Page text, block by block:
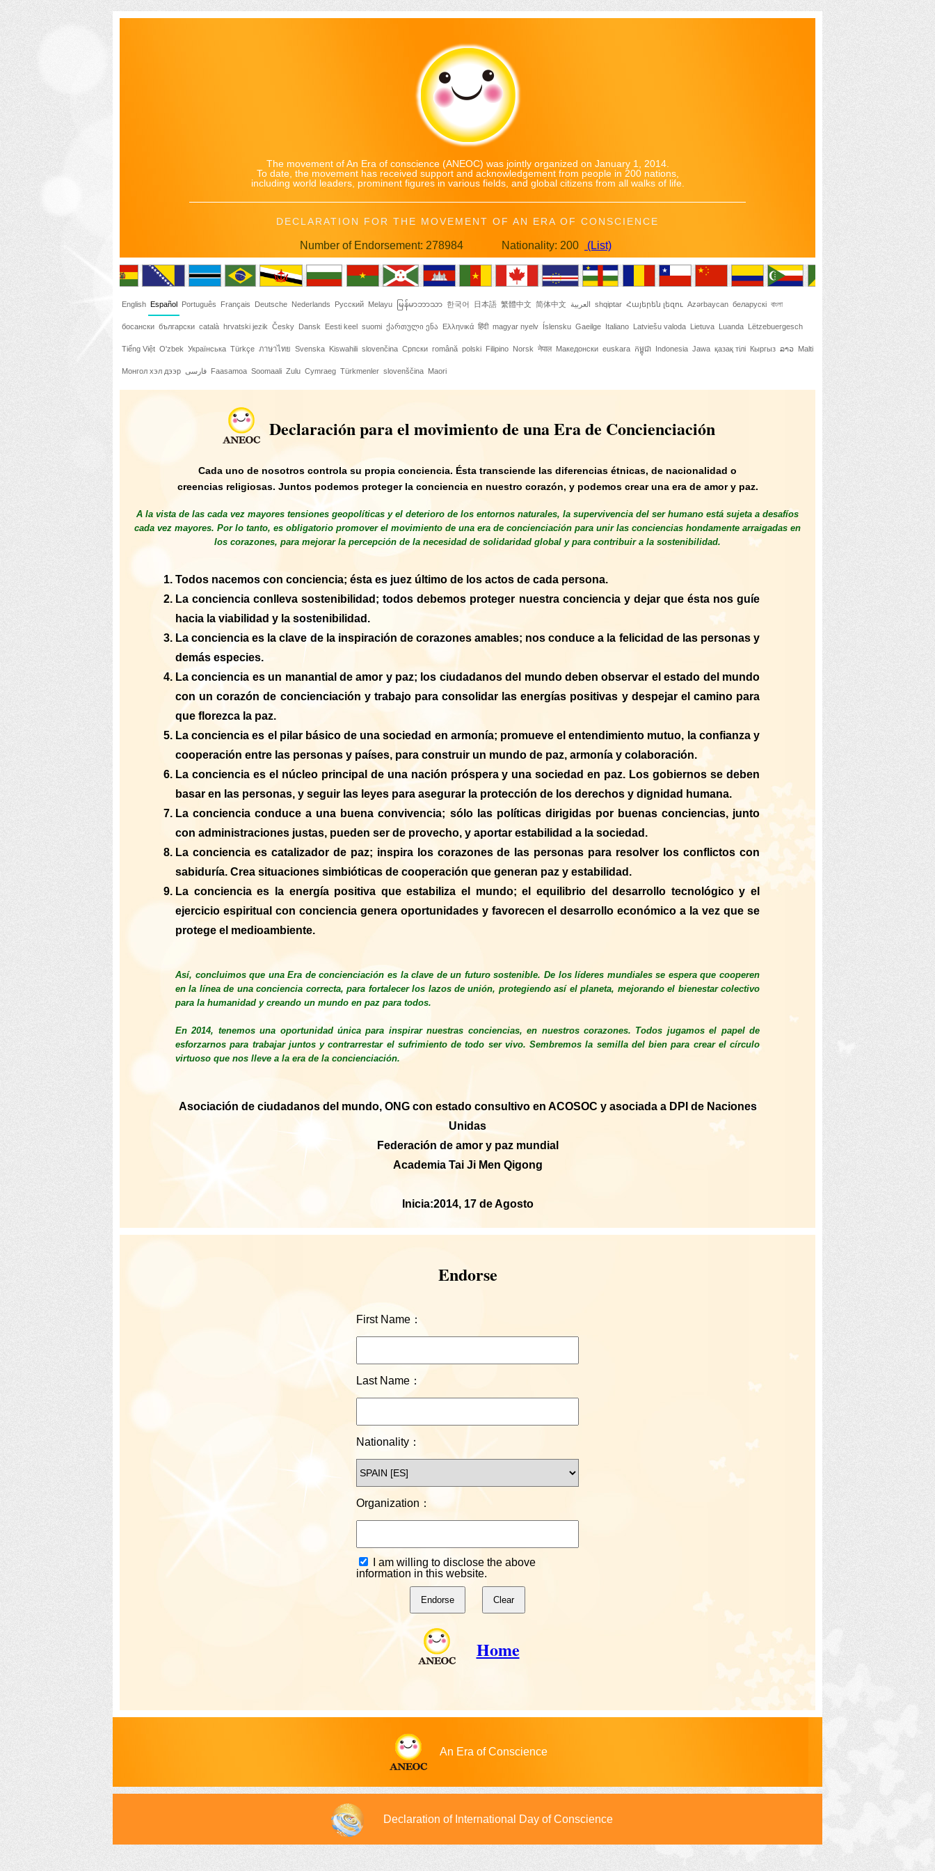
The movement of An Era of conscience (ANEOC) was jointly organized on January 1, 2014.
To date, the movement has received support and acknowledgement from people in 200 nations,
including world leaders, prominent figures in various fields, and global citizens from all walks of life.
DECLARATION FOR THE MOVEMENT OF AN ERA OF CONSCIENCE
Number of Endorsement: 278984 Nationality: 200 (List)
English Español Português Français Deutsche Nederlands Русский Melayu မြန်မာဘာသာ 한국어 日本語 繁體中文 简体中文 العربية shqiptar Հայերեն լեզու Azərbaycan беларускі বাংলা
босански български català hrvatski jezik Česky Dansk Eesti keel suomi ქართული ენა Ελληνικά हिंदी magyar nyelv Íslensku Gaeilge Italiano Latviešu valoda Lietuva Luanda Lëtzebuergesch
Tiếng Việt O'zbek Українська Türkçe ภาษาไทย Svenska Kiswahili slovenčina Српски română polski Filipino Norsk नेपाल Македонски euskara កម្ពុជា Indonesia Jawa қазақ тілі Кыргыз ລາວ Malti
Монгол хэл дээр فارسی Faasamoa Soomaali Zulu Cymraeg Türkmenler slovenščina Maori
Declaración para el movimiento de una Era de Concienciación
Cada uno de nosotros controla su propia conciencia. Ésta transciende las diferencias étnicas, de nacionalidad o
creencias religiosas. Juntos podemos proteger la conciencia en nuestro corazón, y podemos crear una era de amor y paz.
A la vista de las cada vez mayores tensiones geopolíticas y el deterioro de los entornos naturales, la supervivencia del ser humano está sujeta a desafíos
cada vez mayores. Por lo tanto, es obligatorio promover el movimiento de una era de concienciación para unir las conciencias hondamente arraigadas en
los corazones, para mejorar la percepción de la necesidad de solidaridad global y para contribuir a la sostenibilidad.
Todos nacemos con conciencia; ésta es juez último de los actos de cada persona.
La conciencia conlleva sostenibilidad; todos debemos proteger nuestra conciencia y dejar que ésta nos guíe
hacia la viabilidad y la sostenibilidad.
La conciencia es la clave de la inspiración de corazones amables; nos conduce a la felicidad de las personas y
demás especies.
La conciencia es un manantial de amor y paz; los ciudadanos del mundo deben observar el estado del mundo
con un corazón de concienciación y trabajo para consolidar las energías positivas y despejar el camino para
que florezca la paz.
La conciencia es el pilar básico de una sociedad en armonía; promueve el entendimiento mutuo, la confianza y
cooperación entre las personas y países, para construir un mundo de paz, armonía y colaboración.
La conciencia es el núcleo principal de una nación próspera y una sociedad en paz. Los gobiernos se deben
basar en las personas, y seguir las leyes para asegurar la protección de los derechos y dignidad humana.
La conciencia conduce a una buena convivencia; sólo las políticas dirigidas por buenas conciencias, junto
con administraciones justas, pueden ser de provecho, y aportar estabilidad a la sociedad.
La conciencia es catalizador de paz; inspira los corazones de las personas para resolver los conflictos con
sabiduría. Crea situaciones simbióticas de cooperación que generan paz y estabilidad.
La conciencia es la energía positiva que estabiliza el mundo; el equilibrio del desarrollo tecnológico y el
ejercicio espiritual con conciencia genera oportunidades y favorecen el desarrollo económico a la vez que se
protege el medioambiente.
Así, concluimos que una Era de concienciación es la clave de un futuro sostenible. De los líderes mundiales se espera que cooperen
en la línea de una conciencia correcta, para fortalecer los lazos de unión, protegiendo así el planeta, mejorando el bienestar colectivo
para la humanidad y creando un mundo en paz para todos.
En 2014, tenemos una oportunidad única para inspirar nuestras conciencias, en nuestros corazones. Todos jugamos el papel de
esforzarnos para trabajar juntos y contrarrestar el sufrimiento de todo ser vivo. Sembremos la semilla del bien para crear el círculo
virtuoso que nos lleve a la era de la concienciación.
Asociación de ciudadanos del mundo, ONG con estado consultivo en ACOSOC y asociada a DPI de Naciones
Unidas
Federación de amor y paz mundial
Academia Tai Ji Men Qigong
Inicia:2014, 17 de Agosto
Endorse
First Name：
Last Name：
Nationality：
Organization：
I am willing to disclose the above
information in this website.
Home
An Era of Conscience
Declaration of International Day of Conscience